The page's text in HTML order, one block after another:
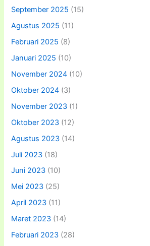
September 2025 (15)
Agustus 2025 (11)
Februari 2025 (8)
Januari 2025 (10)
November 2024 (10)
Oktober 2024 (3)
November 2023 (1)
Oktober 2023 (12)
Agustus 2023 (14)
Juli 2023 (18)
Juni 2023 (10)
Mei 2023 (25)
April 2023 (11)
Maret 2023 (14)
Februari 2023 (28)